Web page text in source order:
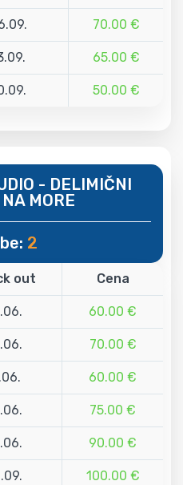
70.00 €
65.00 €
50.00 €
- DELIMIČNI
MORE
2
out Cena
60.00 €
70.00 €
60.00 €
75.00 €
90.00 €
100.00 €